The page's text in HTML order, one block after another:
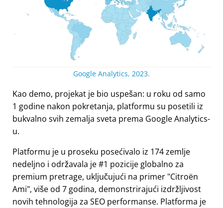
Google Analytics, 2023.
Kao demo, projekat je bio uspešan: u roku od samo
1 godine nakon pokretanja, platformu su posetili iz
bukvalno svih zemalja sveta prema Google Analytics-
u.
Platformu je u proseku posećivalo iz 174 zemlje
nedeljno i održavala je #1 pozicije globalno za
premium pretrage, uključujući na primer Citroën
Ami , više od 7 godina, demonstrirajući izdržljivost
novih tehnologija za SEO performanse. Platforma je